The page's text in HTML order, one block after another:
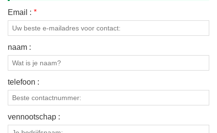
Email : *
naam :
telefoon :
vennootschap :